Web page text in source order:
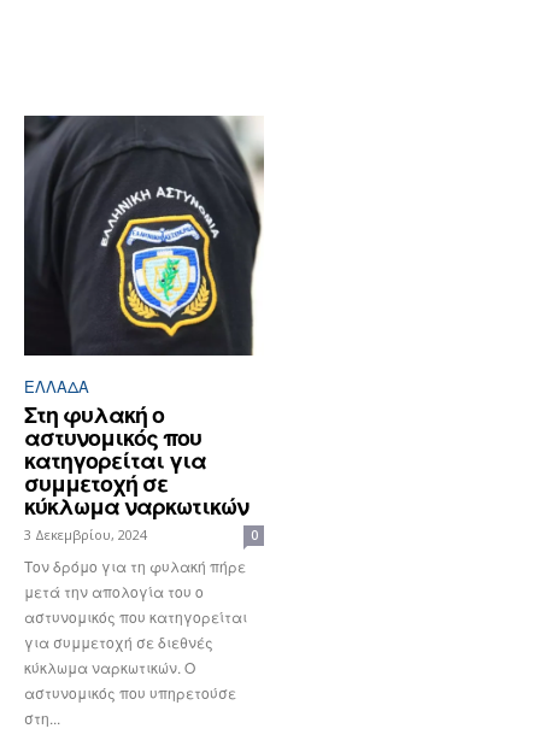
ΕΛΛΆΔΑ
Στη φυλακή ο
αστυνομικός που
κατηγορείται για
συμμετοχή σε
κύκλωμα ναρκωτικών
3 Δεκεμβρίου, 2024 0
Τον δρόμο για τη φυλακή πήρε
μετά την απολογία του ο
αστυνομικός που κατηγορείται
για συμμετοχή σε διεθνές
κύκλωμα ναρκωτικών. Ο
αστυνομικός που υπηρετούσε
στη...